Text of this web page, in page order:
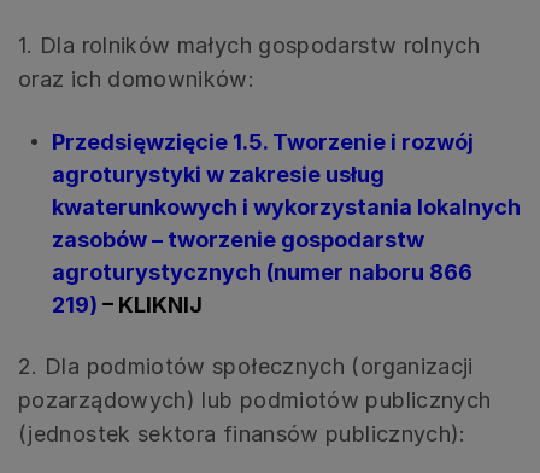
1. Dla rolników małych gospodarstw rolnych
oraz ich domowników:
Przedsięwzięcie 1.5. Tworzenie i rozwój
agroturystyki w zakresie usług
kwaterunkowych i wykorzystania lokalnych
zasobów – tworzenie gospodarstw
agroturystycznych (numer naboru 866
219) – KLIKNIJ
2. Dla podmiotów społecznych (organizacji
pozarządowych) lub podmiotów publicznych
(jednostek sektora finansów publicznych):